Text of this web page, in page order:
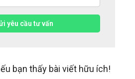
yêu cầu tư vấn
bạn thấy bài viết hữu ích!